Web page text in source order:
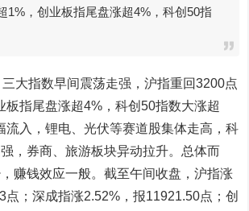
1%，创业板指尾盘涨超4%，科创50指
指数早间震荡走强，沪指重回3200点
板指尾盘涨超4%，科创50指数大涨超
流入，锂电、光伏等赛道股集体走高，科
，券商、旅游板块异动拉升。总体而
赚钱效应一般。截至午间收盘，沪指涨
点；深成指涨2.52%，报11921.50点；创